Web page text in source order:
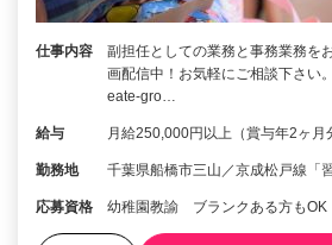
仕事内容
副担任としての業務と事務業務を
画配信中！お気軽にご相談下さい
eate-gro…
給与 月給250,000円以上（賞与年2ヶ月
勤務地 千葉県船橋市三山／京成松戸線「
応募資格 幼稚園教諭 ブランクある方もOK